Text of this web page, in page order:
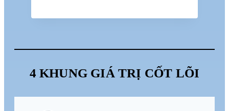
4 KHUNG GIÁ TRỊ CỐT LÕI